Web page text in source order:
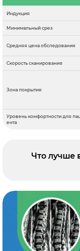
Индукция
Минимальный срез
Средняя цена обследования
Скорость сканирования
Зона покрытия
Уровень комфортности для
ента
Что лучше